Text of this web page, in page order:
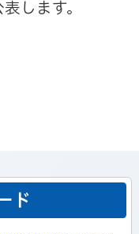
します。
ド